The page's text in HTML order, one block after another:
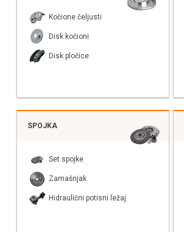
Kočione čeljusti
Disk kočioni
Disk pločice
SPOJKA
Set spojke
Zamašnjak
Hidraulični potisni ležaj